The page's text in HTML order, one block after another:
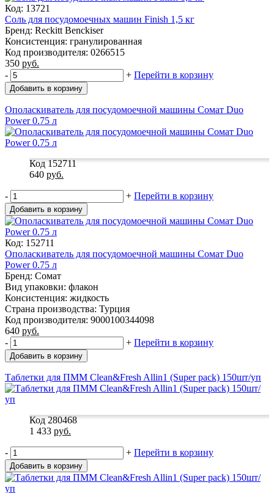
Код: 13721
Соль для посудомоечных машин Finish 1,5 кг
Бренд: Reckitt Benckiser
Консистенция: гранулированная
Код производителя: 0266515
350 руб.
-
+ Перейти в корзину
Добавить в корзину
Ополаскиватель для посудомоечной машины Сомат Duo
Power 0.75 л
Код 152711
640 руб.
- + Перейти в корзину
Добавить в корзину
Код: 152711
Ополаскиватель для посудомоечной машины Сомат Duo
Power 0.75 л
Бренд: Сомат
Вид упаковки: флакон
Консистенция: жидкость
Страна производства: Турция
Код производителя: 9000100344098
640 руб.
-
+ Перейти в корзину
Добавить в корзину
Таблетки для ПММ Clean&Fresh Allin1 (Super pack) 150шт/уп
Код 280468
1 433 руб.
- + Перейти в корзину
Добавить в корзину